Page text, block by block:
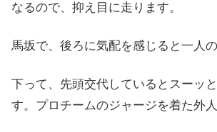
なるので、抑え目に走ります。
馬坂で、後ろに気配を感じると一人の
下って、先頭交代しているとスーッ
す。プロチームのジャージを着た外人